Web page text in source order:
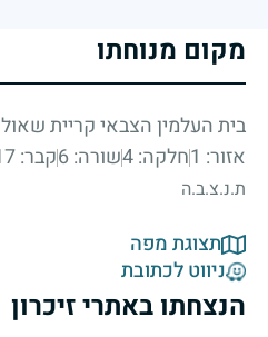
מקום מנוחתו
בית העלמין הצבאי קריית שאול
אזור: 1
חלקה: 4 שורה: 6 קבר: 17
ת.נ.צ.ב.ה
תצוגת מפה
ניווט לכתובת
הנצחתו באתרי זיכרון